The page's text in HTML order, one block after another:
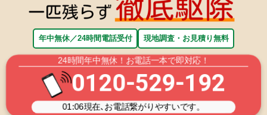
年中無休／24時間電話受付 現地調査・お見積り無料
24時間年中無休！お電話一本で即対応！
0120-529-192
01:06現在､お電話繋がりやすいです。